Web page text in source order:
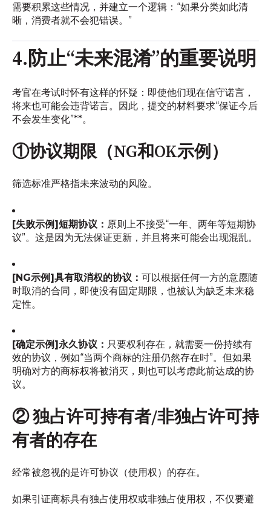
需要积累这些情况，并建立一个逻辑：“如果分类如此清
晰，消费者就不会犯错误。”
4.防止“未来混淆”的重要说明
考官在考试时怀有这样的怀疑：即使他们现在信守诺言，
将来也可能会违背诺言。因此，提交的材料要求“保证今后
不会发生变化”**。
①协议期限（NG和OK示例）
筛选标准严格指未来波动的风险。
[失败示例]短期协议： 原则上不接受“一年、两年等短期协
议”。这是因为无法保证更新，并且将来可能会出现混乱。
[NG示例]具有取消权的协议： 可以根据任何一方的意愿随
时取消的合同，即使没有固定期限，也被认为缺乏未来稳
定性。
[确定示例]永久协议： 只要权利存在，就需要一份持续有
效的协议，例如“当两个商标的注册仍然存在时”。但如果
明确对方的商标权将被消灭，则也可以考虑此前达成的协
议。
② 独占许可持有者/非独占许可持
有者的存在
经常被忽视的是许可协议（使用权）的存在。
如果引证商标具有独占使用权或非独占使用权，不仅要避